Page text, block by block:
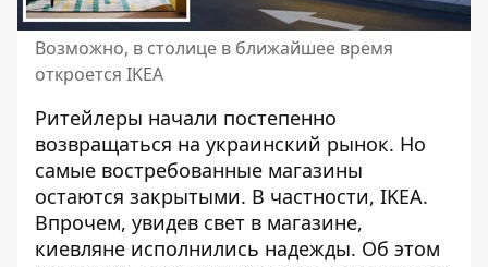
Возможно, в столице в ближайшее время
откроется IKEA
Ритейлеры начали постепенно
возвращаться на украинский рынок. Но
самые востребованные магазины
остаются закрытыми. В частности, IKEA.
Впрочем, увидев свет в магазине,
киевляне исполнились надежды. Об этом